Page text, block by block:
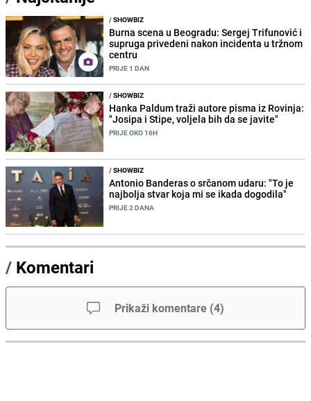
/SHOWBIZ
Burna scena u Beogradu: Sergej Trifunović i
supruga privedeni nakon incidenta u tržnom
centru
PRIJE 1 DAN
/SHOWBIZ
Hanka Paldum traži autore pisma iz Rovinja:
"Josipa i Stipe, voljela bih da se javite"
PRIJE OKO 16H
/SHOWBIZ
Antonio Banderas o srčanom udaru: "To je
najbolja stvar koja mi se ikada dogodila"
PRIJE 2 DANA
/ Komentari
Prikaži komentare (4)